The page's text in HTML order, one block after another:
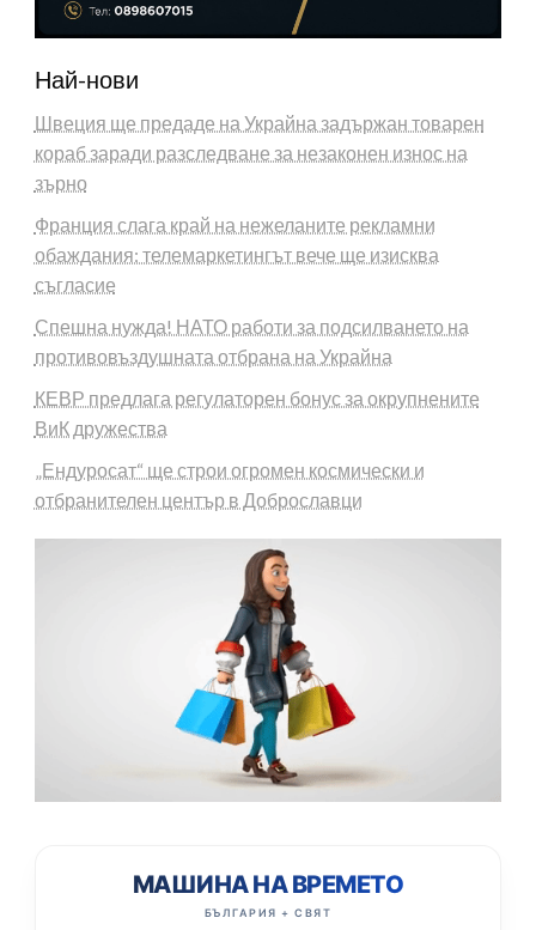
Най-нови
Швеция ще предаде на Украйна задържан товарен
кораб заради разследване за незаконен износ на
зърно
Франция слага край на нежеланите рекламни
обаждания: телемаркетингът вече ще изисква
съгласие
Спешна нужда! НАТО работи за подсилването на
противовъздушната отбрана на Украйна
КЕВР предлага регулаторен бонус за окрупнените
ВиК дружества
„Ендуросат“ ще строи огромен космически и
отбранителен център в Доброславци
МАШИНА НА ВРЕМЕТО
БЪЛГАРИЯ + СВЯТ